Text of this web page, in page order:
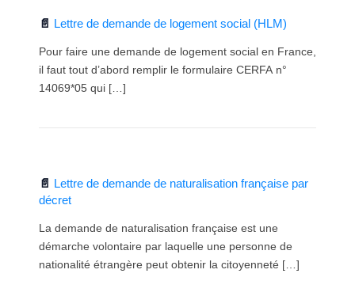
Lettre de demande de logement social (HLM)
Pour faire une demande de logement social en France,
il faut tout d’abord remplir le formulaire CERFA n°
14069*05 qui […]
Lettre de demande de naturalisation française par
décret
La demande de naturalisation française est une
démarche volontaire par laquelle une personne de
nationalité étrangère peut obtenir la citoyenneté […]